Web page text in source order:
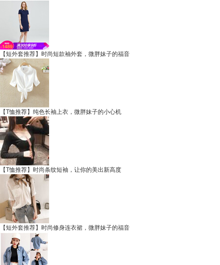
【短外套推荐】时尚短款袖外套，微胖妹子的福音
【T恤推荐】纯色长袖上衣，微胖妹子的小心机
【T恤推荐】时尚条纹短袖，让你的美出新高度
【短外套推荐】时尚修身连衣裙，微胖妹子的福音